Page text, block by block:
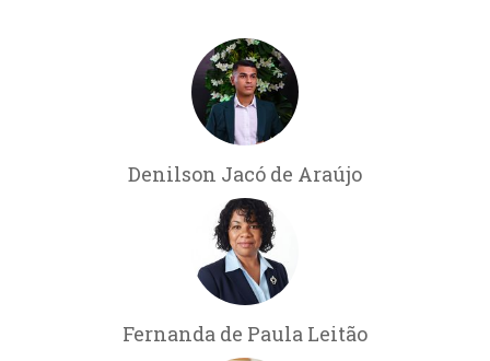
Denilson Jacó de Araújo
Fernanda de Paula Leitão